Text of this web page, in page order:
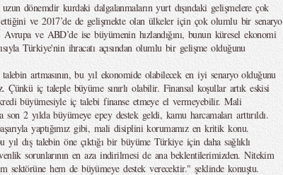
dönemdir kurdaki dalgalanmaların yurt dışındaki gelişmelere çok
ve 2017’de de gelişmekte olan ülkeler için çok olumlu bir senaryo
ve ABD’de ise büyümenin hızlandığını, bunun küresel ekonomi
Türkiye'nin ihracatı açısından olumlu bir gelişme olduğunu
artmasının, bu yıl ekonomide olabilecek en iyi senaryo olduğunu
Çünkü iç taleple büyüme sınırlı olabilir. Finansal koşullar artık eskisi
büyümesiyle iç talebi finanse etmeye el vermeyebilir. Mali
son 2 yılda büyümeye epey destek geldi, kamu harcamaları arttırıldı.
yaptığımız gibi, mali disiplini korumamız en kritik konu.
yıl dış talebin öne çıktığı bir büyüme Türkiye için daha sağlıklı
sorunlarının en aza indirilmesi de ana beklentilerimizden. Nitekim
sektörüne hem de büyümeye destek verecektir." şeklinde konuştu.